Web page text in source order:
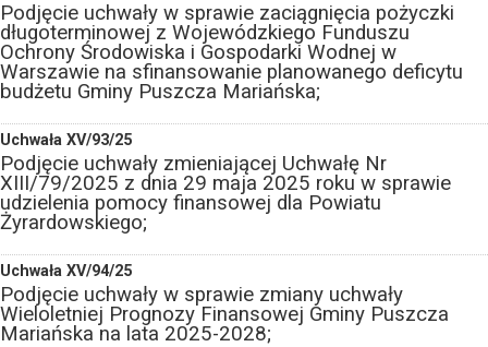
Podjęcie uchwały w sprawie zaciągnięcia pożyczki
długoterminowej z Wojewódzkiego Funduszu
Ochrony Środowiska i Gospodarki Wodnej w
Warszawie na sfinansowanie planowanego deficytu
budżetu Gminy Puszcza Mariańska;
Uchwała XV/93/25
Podjęcie uchwały zmieniającej Uchwałę Nr
XIII/79/2025 z dnia 29 maja 2025 roku w sprawie
udzielenia pomocy finansowej dla Powiatu
Żyrardowskiego;
Uchwała XV/94/25
Podjęcie uchwały w sprawie zmiany uchwały
Wieloletniej Prognozy Finansowej Gminy Puszcza
Mariańska na lata 2025-2028;